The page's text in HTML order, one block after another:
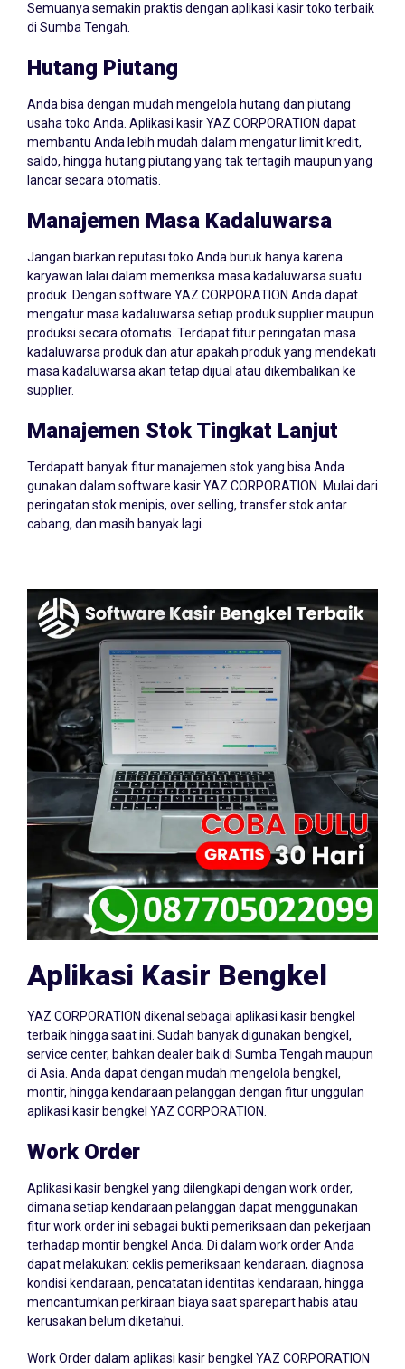
Semuanya semakin praktis dengan aplikasi kasir toko terbaik
di Sumba Tengah.
Hutang Piutang
Anda bisa dengan mudah mengelola hutang dan piutang
usaha toko Anda. Aplikasi kasir YAZ CORPORATION dapat
membantu Anda lebih mudah dalam mengatur limit kredit,
saldo, hingga hutang piutang yang tak tertagih maupun yang
lancar secara otomatis.
Manajemen Masa Kadaluwarsa
Jangan biarkan reputasi toko Anda buruk hanya karena
karyawan lalai dalam memeriksa masa kadaluwarsa suatu
produk. Dengan software YAZ CORPORATION Anda dapat
mengatur masa kadaluwarsa setiap produk supplier maupun
produksi secara otomatis. Terdapat fitur peringatan masa
kadaluwarsa produk dan atur apakah produk yang mendekati
masa kadaluwarsa akan tetap dijual atau dikembalikan ke
supplier.
Manajemen Stok Tingkat Lanjut
Terdapatt banyak fitur manajemen stok yang bisa Anda
gunakan dalam software kasir YAZ CORPORATION. Mulai dari
peringatan stok menipis, over selling, transfer stok antar
cabang, dan masih banyak lagi.
Aplikasi Kasir Bengkel
YAZ CORPORATION dikenal sebagai aplikasi kasir bengkel
terbaik hingga saat ini. Sudah banyak digunakan bengkel,
service center, bahkan dealer baik di Sumba Tengah maupun
di Asia. Anda dapat dengan mudah mengelola bengkel,
montir, hingga kendaraan pelanggan dengan fitur unggulan
aplikasi kasir bengkel YAZ CORPORATION.
Work Order
Aplikasi kasir bengkel yang dilengkapi dengan work order,
dimana setiap kendaraan pelanggan dapat menggunakan
fitur work order ini sebagai bukti pemeriksaan dan pekerjaan
terhadap montir bengkel Anda. Di dalam work order Anda
dapat melakukan: ceklis pemeriksaan kendaraan, diagnosa
kondisi kendaraan, pencatatan identitas kendaraan, hingga
mencantumkan perkiraan biaya saat sparepart habis atau
kerusakan belum diketahui.
Work Order dalam aplikasi kasir bengkel YAZ CORPORATION